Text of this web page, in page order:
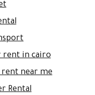
rent in cairo
near me
Rental